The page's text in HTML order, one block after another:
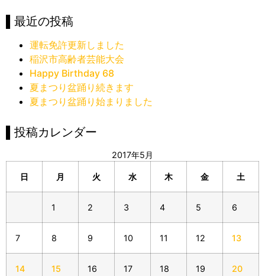
▌最近の投稿
運転免許更新しました
稲沢市高齢者芸能大会
Happy Birthday 68
夏まつり盆踊り続きます
夏まつり盆踊り始まりました
▌投稿カレンダー
2017年5月
日 月 火 水 木 金 土
1 2 3 4 5 6
7 8 9 10 11 12 13
14 15 16 17 18 19 20